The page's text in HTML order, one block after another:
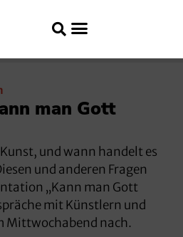
man Gott
und wann handelt es
und anderen Fragen
„Kann man Gott
mit Künstlern und
Mittwochabend nach.